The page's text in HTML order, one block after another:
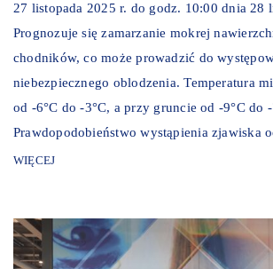
27 listopada 2025 r. do godz. 10:00 dnia 28
Prognozuje się zamarzanie mokrej
chodników, co może prowadzić do
niebezpiecznego oblodzenia. Temperatura
od -6°C do -3°C, a przy gruncie od -9°C do -
Prawdopodobieństwo wystąpienia zjawiska
WIĘCEJ